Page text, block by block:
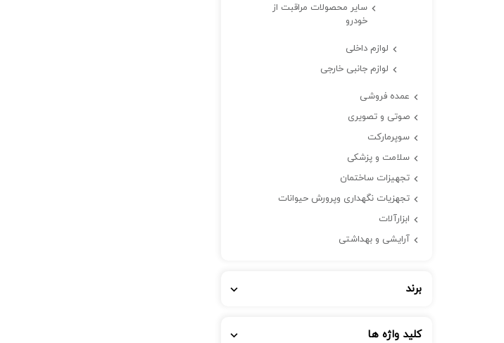
سایر محصولات مراقبت از
خودرو
لوازم داخلی
لوازم جانبی خارجی
عمده فروشی
صوتی و تصویری
سوپرمارکت
سلامت و پزشکی
تجهیزات ساختمان
تجهزیات نگهداری وپرورش حیوانات
ابزارآلات
آرایشی و بهداشتی
برند
کلید واژه ها